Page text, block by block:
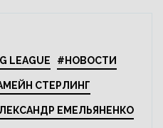
LEAGUE #НОВОСТИ
СТЕРЛИНГ
ЕМЕЛЬЯНЕНКО